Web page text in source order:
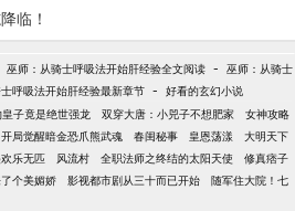
的神兽猿猴，苏御一看，那不是齐天大
？ 被人嘲笑满头是大包的神像，苏御一
醒，冲出宇宙，成就诸天最强。
临！
巫师：从骑士呼吸法开始肝经验全文阅读 - 巫师：从骑士
呼吸法开始肝经验最新章节 - 好看的玄幻小说
子竟是绝世强龙 双穿大唐：小兕子不想肥家
女神攻略
局觉醒暗金恐爪熊武魂 春闺秘事 皇恩荡漾
大明天下
乐无匹 风流村 全职法师之终结的太阳天使
修真痞子
个美媚娇 影视都市剧从三十而已开始
随军住大院！七